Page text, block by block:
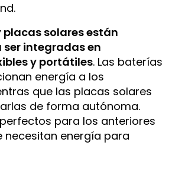
solares están
integradas en
y portátiles. Las baterías
energía a los
que las placas solares
de forma autónoma.
para los anteriores
necesitan energía para